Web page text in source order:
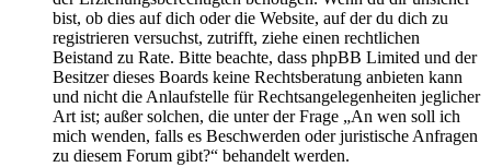
bist, ob dies auf dich oder die Website, auf der du dich zu
registrieren versuchst, zutrifft, ziehe einen rechtlichen
Beistand zu Rate. Bitte beachte, dass phpBB Limited und der
Besitzer dieses Boards keine Rechtsberatung anbieten kann
und nicht die Anlaufstelle für Rechtsangelegenheiten jeglicher
Art ist; außer solchen, die unter der Frage „An wen soll ich
mich wenden, falls es Beschwerden oder juristische Anfragen
zu diesem Forum gibt?“ behandelt werden.